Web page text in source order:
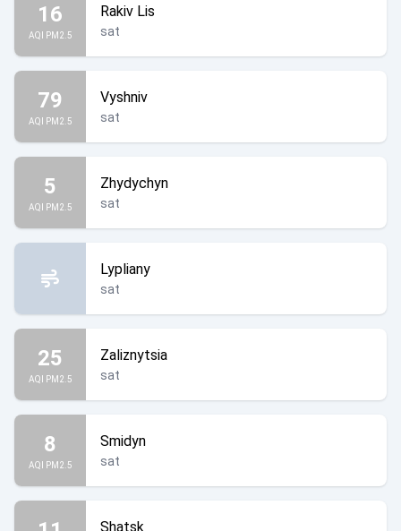
16
AQI PM2.5
Rakiv Lis
sat
79
AQI PM2.5
Vyshniv
sat
5
AQI PM2.5
Zhydychyn
sat
Lypliany
sat
25
AQI PM2.5
Zaliznytsia
sat
8
AQI PM2.5
Smidyn
sat
Shatsk